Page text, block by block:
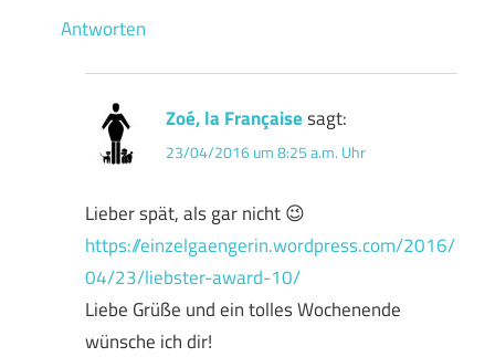
Antworten
Zoé, la Françaisesagt:
23/04/2016 um 8:25 a.m. Uhr
Lieber spät, als gar nicht 😉
https://einzelgaengerin.wordpress.com/2016/
04/23/liebster-award-10/
Liebe Grüße und ein tolles Wochenende
wünsche ich dir!